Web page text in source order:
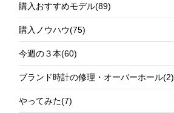
購入おすすめモデル(89)
購入ノウハウ(75)
今週の３本(60)
ブランド時計の修理・オーバーホール(2)
やってみた(7)